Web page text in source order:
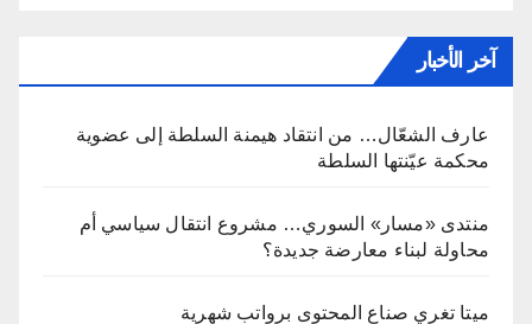
آخر الأخبار
عارف الشعّال… من انتقاد هيمنة السلطة إلى عضوية
محكمة عيّنتها السلطة
منتدى «مسار» السوري… مشروع انتقال سياسي أم
محاولة لبناء معارضة جديدة؟
ميتا تغري صناع المحتوى برواتب شهرية